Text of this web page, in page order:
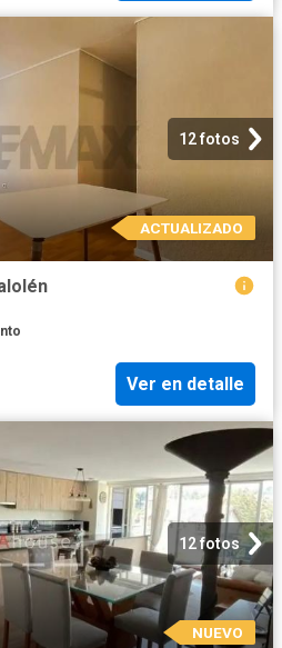
12 fotos
ACTUALIZADO
Ver en detalle
12 fotos
NUEVO